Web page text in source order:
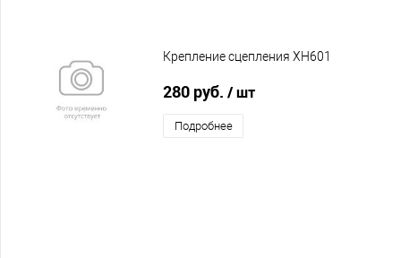
Крепление сцепления XH601
280 руб. / шт
Подробнее